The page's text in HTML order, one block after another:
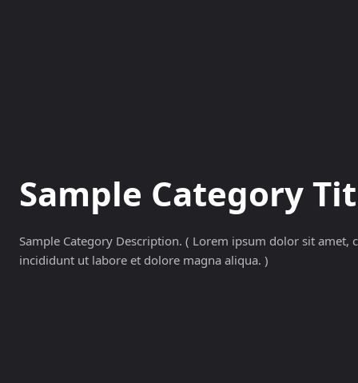
Sample Category
Sample Category Description. ( Lorem ipsum dolor sit
incididunt ut labore et dolore magna aliqua. )